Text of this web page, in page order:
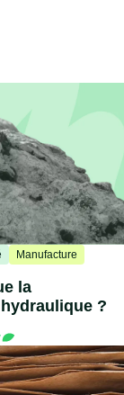
Manufacture
la
?